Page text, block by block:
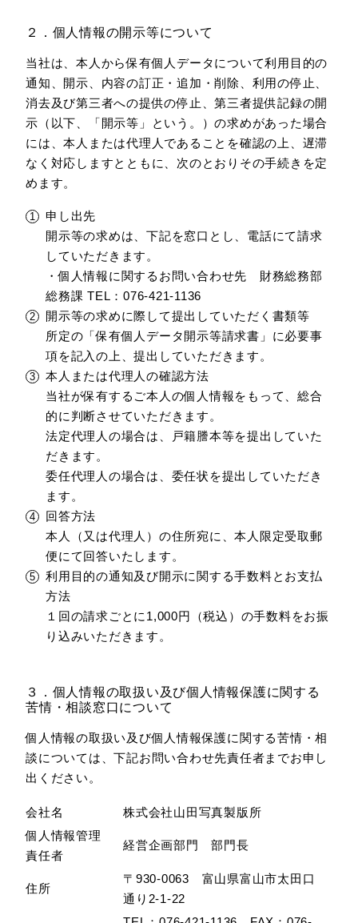
２．個人情報の開示等について
当社は、本人から保有個人データについて利用目的の
通知、開示、内容の訂正・追加・削除、利用の停止、
消去及び第三者への提供の停止、第三者提供記録の開
示（以下、「開示等」という。）の求めがあった場合
には、本人または代理人であることを確認の上、遅滞
なく対応しますとともに、次のとおりその手続きを定
めます。
申し出先
開示等の求めは、下記を窓口とし、電話にて請求
していただきます。
・個人情報に関するお問い合わせ先 財務総務部
総務課 TEL：076-421-1136
開示等の求めに際して提出していただく書類等
所定の「保有個人データ開示等請求書」に必要事
項を記入の上、提出していただきます。
本人または代理人の確認方法
当社が保有するご本人の個人情報をもって、総合
的に判断させていただきます。
法定代理人の場合は、戸籍謄本等を提出していた
だきます。
委任代理人の場合は、委任状を提出していただき
ます。
回答方法
本人（又は代理人）の住所宛に、本人限定受取郵
便にて回答いたします。
利用目的の通知及び開示に関する手数料とお支払
方法
１回の請求ごとに1,000円（税込）の手数料をお振
り込みいただきます。
３．個人情報の取扱い及び個人情報保護に関する
苦情・相談窓口について
個人情報の取扱い及び個人情報保護に関する苦情・相
談については、下記お問い合わせ先責任者までお申し
出ください。
会社名
株式会社山田写真製版所
個人情報管理
責任者
経営企画部門 部門長
住所
〒930-0063 富山県富山市太田口
通り2-1-22